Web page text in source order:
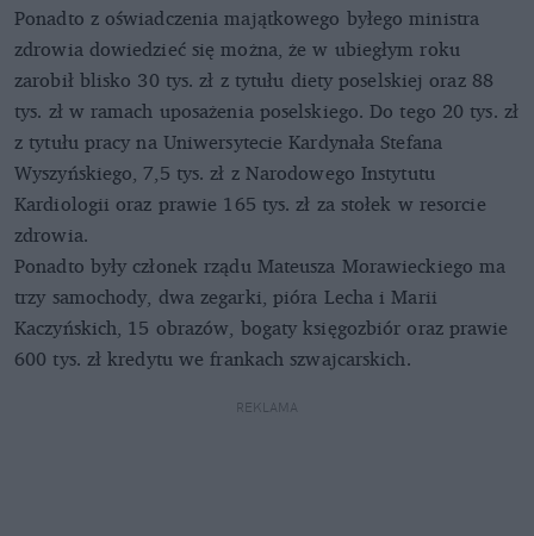
Ponadto z oświadczenia majątkowego byłego ministra
zdrowia dowiedzieć się można, że w ubiegłym roku
zarobił blisko 30 tys. zł z tytułu diety poselskiej oraz 88
tys. zł w ramach uposażenia poselskiego. Do tego 20 tys. zł
z tytułu pracy na Uniwersytecie Kardynała Stefana
Wyszyńskiego, 7,5 tys. zł z Narodowego Instytutu
Kardiologii oraz prawie 165 tys. zł za stołek w resorcie
zdrowia.
Ponadto były członek rządu Mateusza Morawieckiego ma
trzy samochody, dwa zegarki, pióra Lecha i Marii
Kaczyńskich, 15 obrazów, bogaty księgozbiór oraz prawie
600 tys. zł kredytu we frankach szwajcarskich.
REKLAMA